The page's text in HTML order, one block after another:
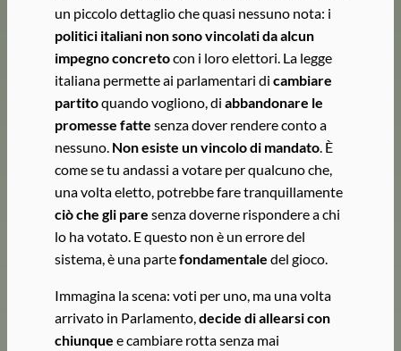
un piccolo dettaglio che quasi nessuno nota: i
politici italiani non sono vincolati da alcun
impegno concretocon i loro elettori. La legge
italiana permette ai parlamentari di cambiare
partitoquando vogliono, di abbandonare le
promesse fatte senza dover rendere conto a
nessuno. Non esiste un vincolo di mandato. È
come se tu andassi a votare per qualcuno che,
una volta eletto, potrebbe fare tranquillamente
ciò che gli pare senza doverne rispondere a chi
lo ha votato. E questo non è un errore del
sistema, è una partefondamentale del gioco.
Immagina la scena: voti per uno, ma una volta
arrivato in Parlamento,decide di allearsi con
chiunque e cambiare rotta senza mai